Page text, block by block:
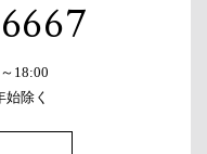
18:00
始除く